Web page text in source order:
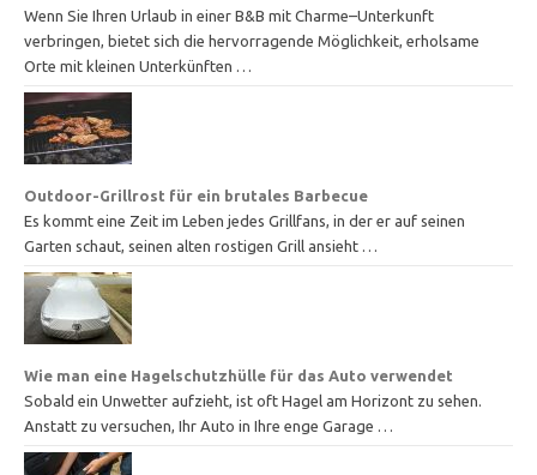
Wenn Sie Ihren Urlaub in einer B&B mit Charme–Unterkunft
verbringen, bietet sich die hervorragende Möglichkeit, erholsame
Orte mit kleinen Unterkünften …
Outdoor-Grillrost für ein brutales Barbecue
Es kommt eine Zeit im Leben jedes Grillfans, in der er auf seinen
Garten schaut, seinen alten rostigen Grill ansieht …
Wie man eine Hagelschutzhülle für das Auto verwendet
Sobald ein Unwetter aufzieht, ist oft Hagel am Horizont zu sehen.
Anstatt zu versuchen, Ihr Auto in Ihre enge Garage …